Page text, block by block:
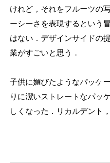
けれど，それをフルーツの
ーシーさを表現するという
はない．デザインサイドの
業がすごいと思う．
子供に媚びたようなパッケ
りに潔いストレートなパッ
しくなった．リカルデント